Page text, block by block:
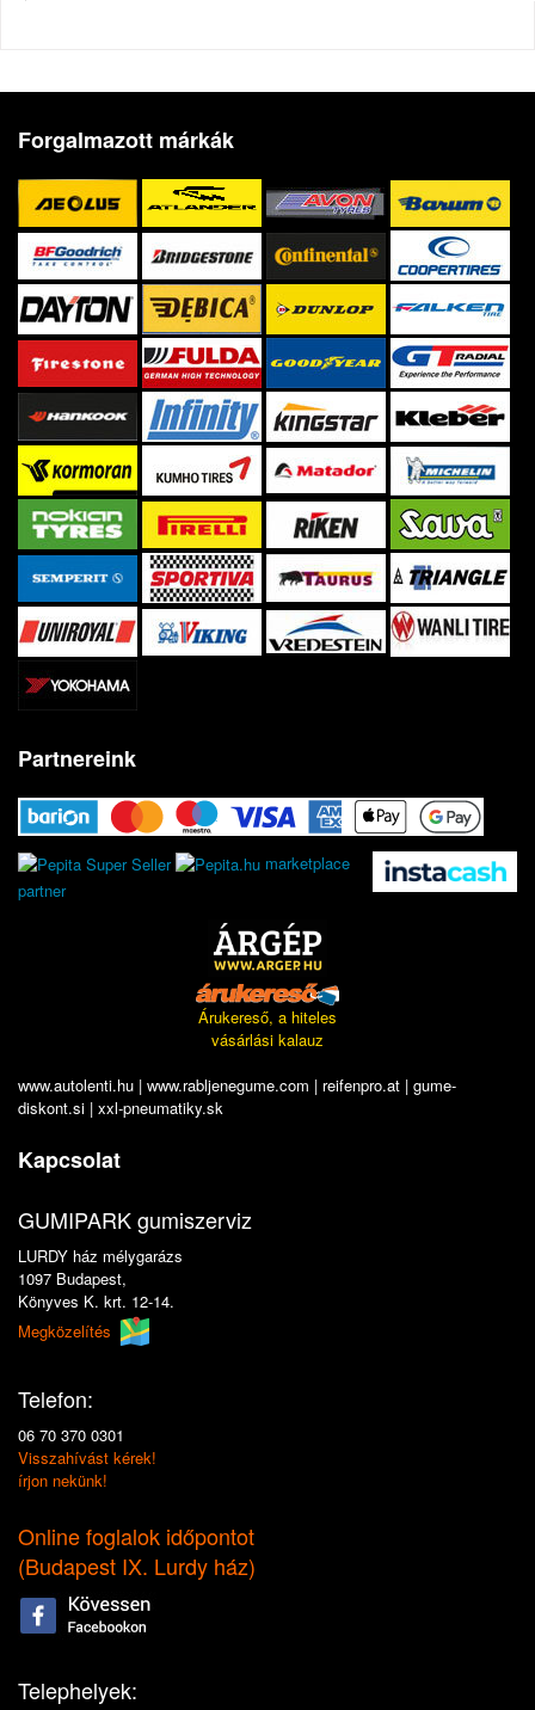
Forgalmazott márkák
Partnereink
marketplace
partner
Árukereső, a hiteles
vásárlási kalauz
www.autolenti.hu | www.rabljenegume.com | reifenpro.at | gume-
diskont.si | xxl-pneumatiky.sk
Kapcsolat
GUMIPARK gumiszerviz
LURDY ház mélygarázs
1097 Budapest,
Könyves K. krt. 12-14.
Megközelítés
Telefon:
06 70 370 0301
Visszahívást kérek!
írjon nekünk!
Online foglalok időpontot
(Budapest IX. Lurdy ház)
Telephelyek: